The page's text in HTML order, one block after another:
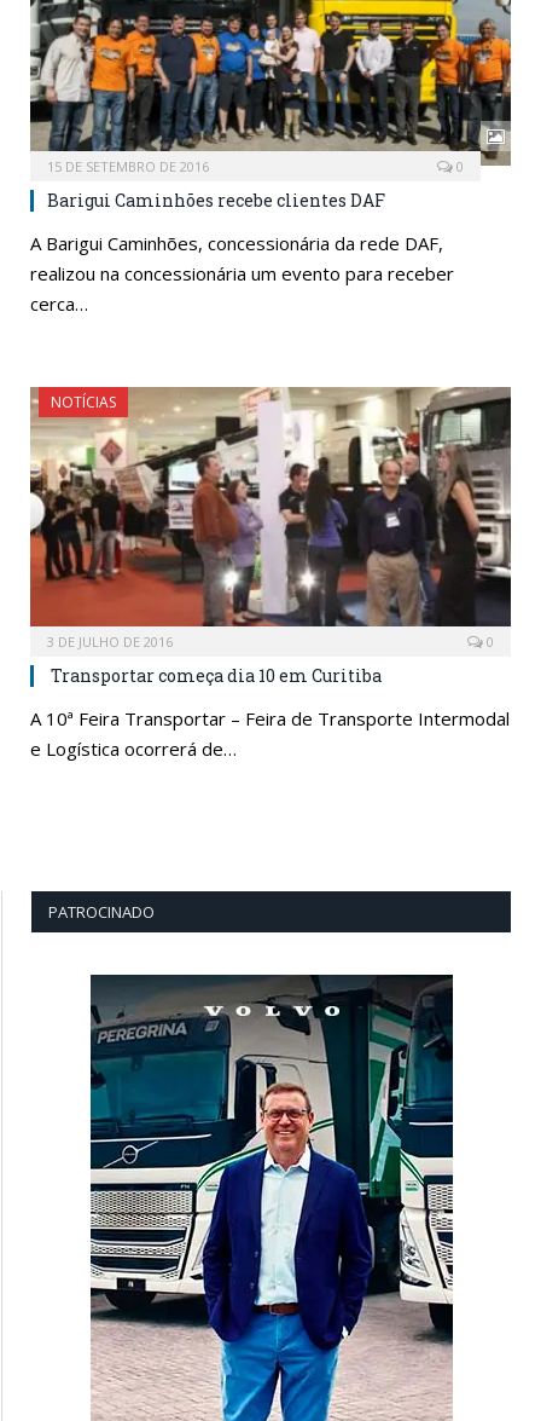
15 DE SETEMBRO DE 2016 0
Barigui Caminhões recebe clientes DAF
A Barigui Caminhões, concessionária da rede DAF,
realizou na concessionária um evento para receber
cerca…
NOTÍCIAS
3 DE JULHO DE 2016 0
Transportar começa dia 10 em Curitiba
A 10ª Feira Transportar – Feira de Transporte Intermodal
e Logística ocorrerá de…
PATROCINADO